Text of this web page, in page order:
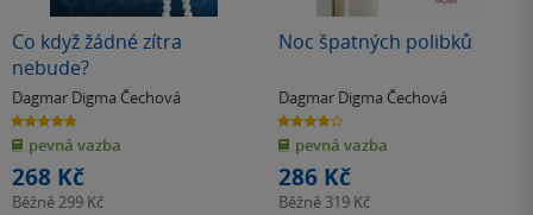
Co když žádné zítra
nebude?
Dagmar Digma Čechová
5.0
z
5
hvězdiček
pevná vazba
268 Kč
Běžně299 Kč
Noc špatných polibků
Dagmar Digma Čechová
4.0
z
5
hvězdiček
pevná vazba
286 Kč
Běžně 319 Kč